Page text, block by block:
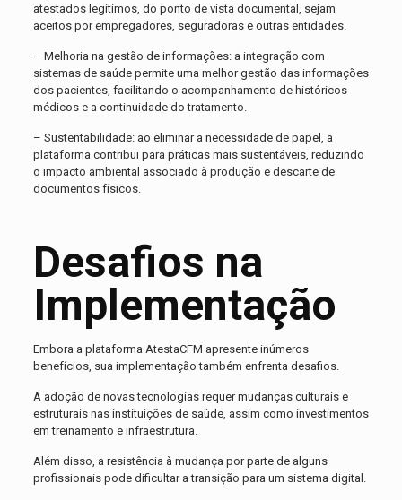
atestados legítimos, do ponto de vista documental, sejam
aceitos por empregadores, seguradoras e outras entidades.
– Melhoria na gestão de informações: a integração com
sistemas de saúde permite uma melhor gestão das informações
dos pacientes, facilitando o acompanhamento de históricos
médicos e a continuidade do tratamento.
– Sustentabilidade: ao eliminar a necessidade de papel, a
plataforma contribui para práticas mais sustentáveis, reduzindo
o impacto ambiental associado à produção e descarte de
documentos físicos.
Desafios na
Implementação
Embora a plataforma AtestaCFM apresente inúmeros
benefícios, sua implementação também enfrenta desafios.
A adoção de novas tecnologias requer mudanças culturais e
estruturais nas instituições de saúde, assim como investimentos
em treinamento e infraestrutura.
Além disso, a resistência à mudança por parte de alguns
profissionais pode dificultar a transição para um sistema digital.